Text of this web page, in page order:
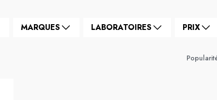
MARQUES LABORATOIRES PRIX